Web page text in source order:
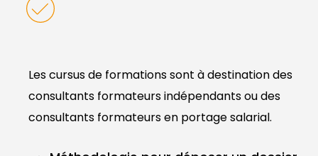
Les cursus de formations sont à destination des
consultants formateurs indépendants ou des
consultants formateurs en portage salarial.